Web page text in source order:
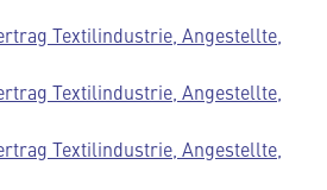
Textilindustrie, Angestellte,
Textilindustrie, Angestellte,
Textilindustrie, Angestellte,